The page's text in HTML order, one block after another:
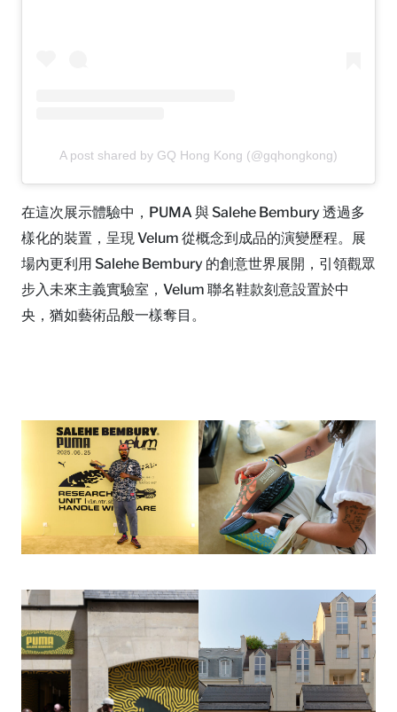
A post shared by GQ Hong Kong (@gqhongkong)
在這次展示體驗中，PUMA 與 Salehe Bembury 透過多
樣化的裝置，呈現 Velum 從概念到成品的演變歷程。展
場內更利用 Salehe Bembury 的創意世界展開，引領觀眾
步入未來主義實驗室，Velum 聯名鞋款刻意設置於中
央，猶如藝術品般一樣奪目。